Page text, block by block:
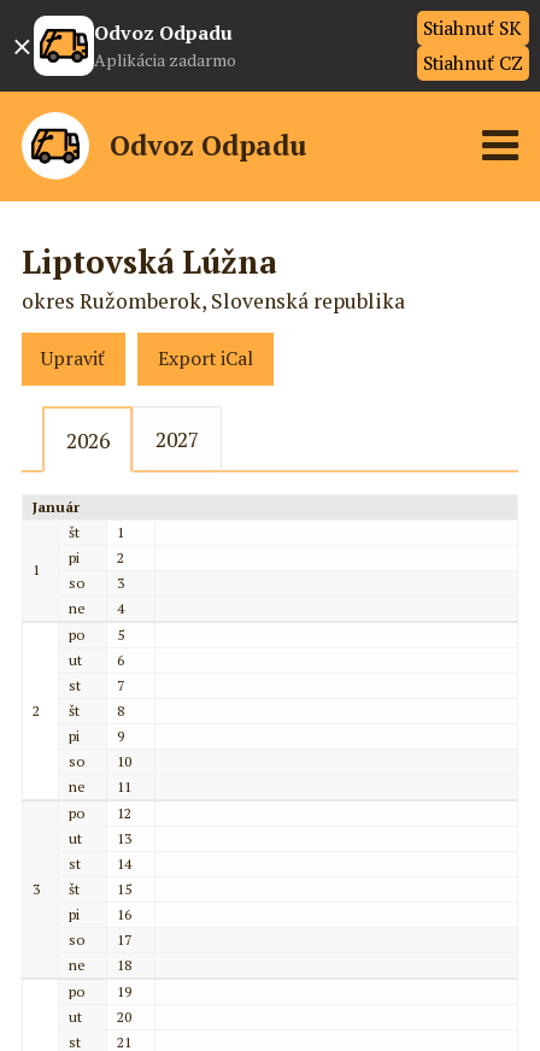
× Odvoz Odpadu
Aplikácia zadarmo
Stiahnuť SK
Stiahnuť CZ
Odvoz Odpadu
Liptovská Lúžna
okres Ružomberok, Slovenská republika
Upraviť Export iCal
2026 2027
Január
1
št
1
pi
2
so
3
ne
4
2
po
5
ut
6
st
7
št
8
pi
9
so
10
ne
11
3
po
12
ut
13
st
14
št
15
pi
16
so
17
ne
18
po
19
ut
20
st
21